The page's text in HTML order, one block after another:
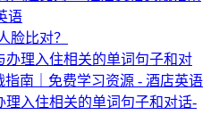
脸比对？
理入住相关的单词句子和对话-